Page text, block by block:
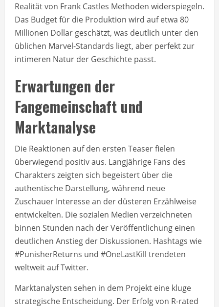
Realität von Frank Castles Methoden widerspiegeln.
Das Budget für die Produktion wird auf etwa 80
Millionen Dollar geschätzt, was deutlich unter den
üblichen Marvel-Standards liegt, aber perfekt zur
intimeren Natur der Geschichte passt.
Erwartungen der
Fangemeinschaft und
Marktanalyse
Die Reaktionen auf den ersten Teaser fielen
überwiegend positiv aus. Langjährige Fans des
Charakters zeigten sich begeistert über die
authentische Darstellung, während neue
Zuschauer Interesse an der düsteren Erzählweise
entwickelten. Die sozialen Medien verzeichneten
binnen Stunden nach der Veröffentlichung einen
deutlichen Anstieg der Diskussionen. Hashtags wie
#PunisherReturns und #OneLastKill trendeten
weltweit auf Twitter.
Marktanalysten sehen in dem Projekt eine kluge
strategische Entscheidung. Der Erfolg von R-rated